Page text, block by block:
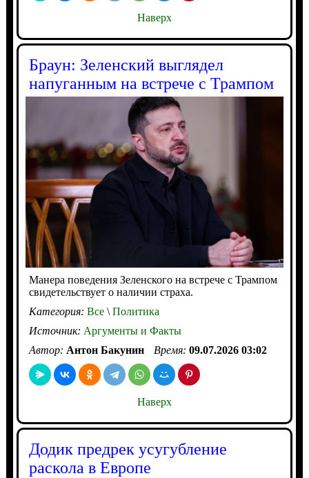
Наверх
Браун: Зеленский выглядел
напуганным на встрече с Трампом
Манера поведения Зеленского на встрече с Трампом
свидетельствует о наличии страха.
Категория: Все\Политика
Источник: Аргументы и Факты
Автор: Антон Бакунин Время: 09.07.2026 03:02
Наверх
Додик предрек усугубление
раскола в Европе